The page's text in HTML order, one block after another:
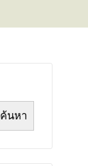
ค้นหา